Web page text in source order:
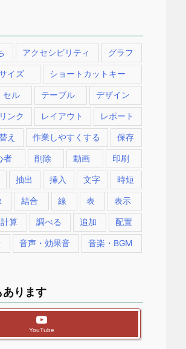
アクセシビリティ グラフ
イズ ショートカットキー
セル テーブル デザイン
リンク レイアウト レポート
え 作業しやすくする 保存
者 削除 動画 印刷
抽出 挿入 文字 時短
結合 線 表 表示
計算 調べる 追加 配置
音声・効果音 音楽・BGM
ります
YouTube